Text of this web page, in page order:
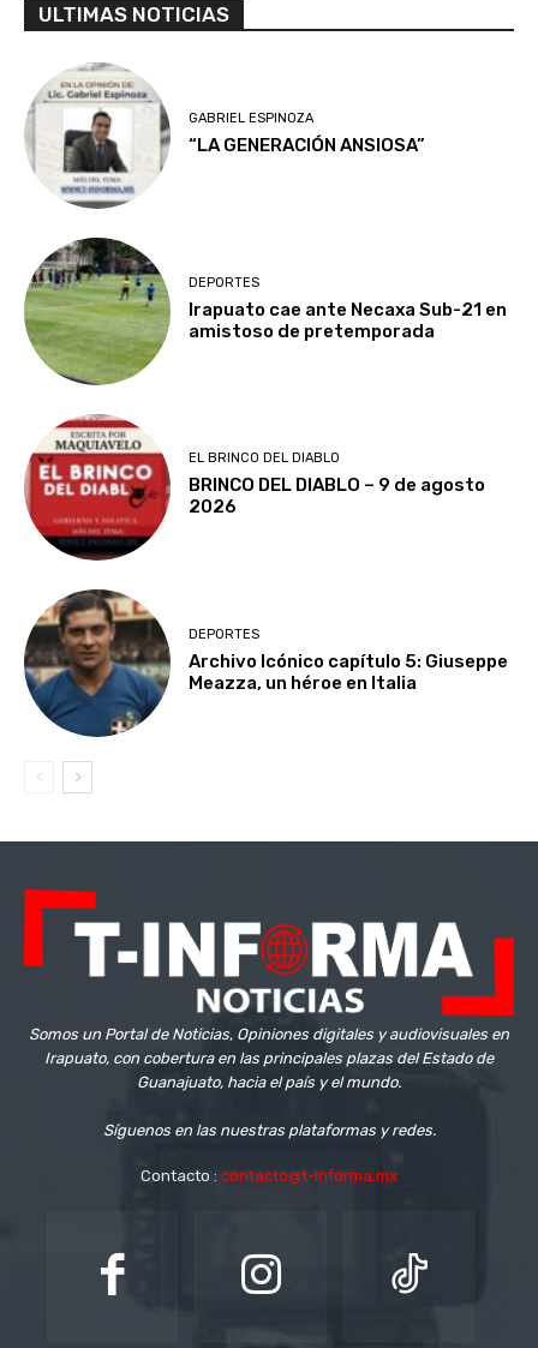
ULTIMAS NOTICIAS
GABRIEL ESPINOZA
“LA GENERACIÓN ANSIOSA”
DEPORTES
Irapuato cae ante Necaxa Sub-21 en
amistoso de pretemporada
EL BRINCO DEL DIABLO
BRINCO DEL DIABLO – 9 de agosto
2026
DEPORTES
Archivo Icónico capítulo 5: Giuseppe
Meazza, un héroe en Italia
Somos un Portal de Noticias, Opiniones digitales y audiovisuales en
Irapuato, con cobertura en las principales plazas del Estado de
Guanajuato, hacia el país y el mundo.
Síguenos en las nuestras plataformas y redes.
Contacto : contacto@t-informa.mx